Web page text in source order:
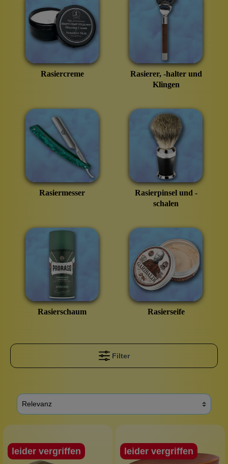
Rasiercreme
Rasierer, -halter und
Klingen
Rasiermesser
Rasierpinsel und -
schalen
Rasierschaum Rasierseife
Filter
leider vergriffen leider vergriffen